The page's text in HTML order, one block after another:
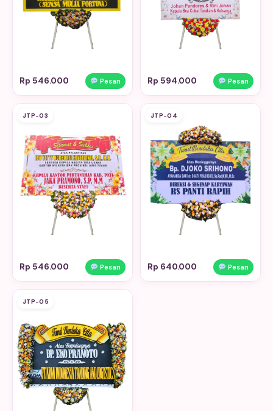
Rp 546.000 Pesan Rp 594.000 Pesan
JTP-03
Rp 546.000 Pesan
JTP-04
Rp 640.000 Pesan
JTP-05